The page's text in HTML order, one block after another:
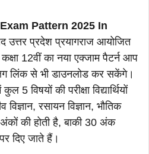
Pattern 2025 In
उत्तर प्रदेश प्रयागराज आयोजित
12वीं का नया एक्जाम पैटर्न आप
लिंक से भी डाउनलोड कर सकेंगे।
विषयों की परीक्षा विद्यार्थियों
रसायन विज्ञान, भौतिक
अंकों की होती है, बाकी 30 अंक
दिए जाते हैं।